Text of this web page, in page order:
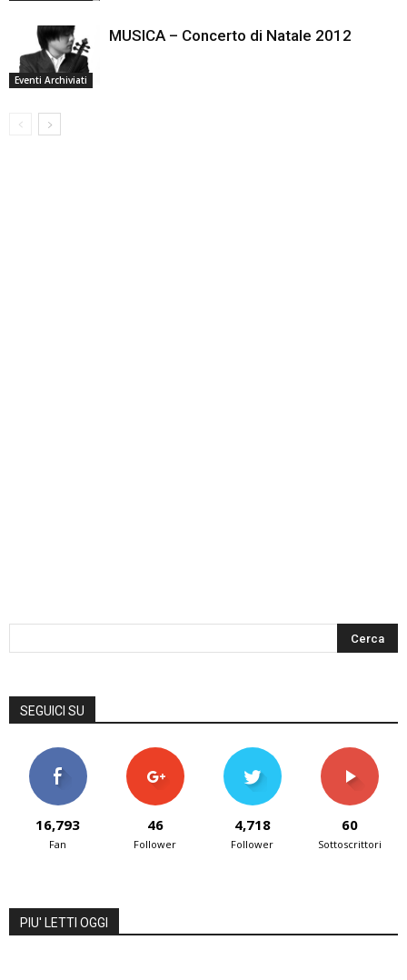
Eventi Archiviati
MUSICA – Concerto di Natale 2012
SEGUICI SU
16,793
Fan
46
Follower
4,718
Follower
60
Sottoscrittori
PIU' LETTI OGGI